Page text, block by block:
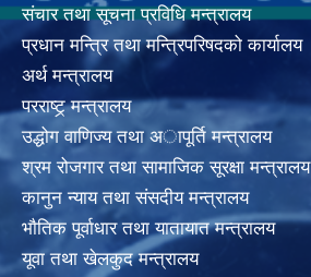
संचार तथा सूचना प्रविधि मन्त्रालय
प्रधान मन्त्रि तथा मन्त्रिपरिषदको कार्यालय
अर्थ मन्त्रालय
परराष्ट्र् मन्त्रालय
उद्धोग वाणिज्य तथा अापूर्ति मन्त्रालय
श्रम रोजगार तथा सामाजिक सूरक्षा मन्त्रालय
कानुन न्याय तथा संसदीय मन्त्रालय
भाैतिक पूर्वाधार तथा यातायात मन्त्रालय
यूवा तथा खेलकुद मन्त्रालय